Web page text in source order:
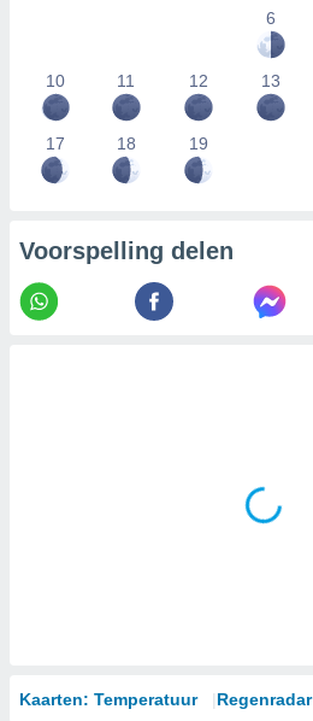
6
10 11 12 13
17 18 19
Voorspelling delen
Kaarten: Temperatuur Regenradar